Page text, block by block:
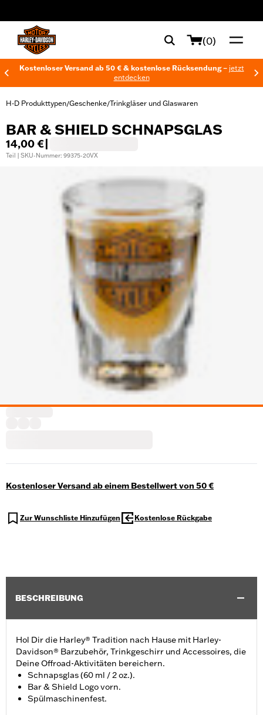
(0)
Kostenloser Versand ab 50 € & kostenlose Rücksendung – jetzt
entdecken
H-D Produkttypen/Geschenke/Trinkgläser und Glaswaren
BAR & SHIELD SCHNAPSGLAS
14,00 €
Teil | SKU-Nummer: 99375-20VX
Kostenloser Versand ab einem Bestellwert von 50 €
Zur Wunschliste Hinzufügen Kostenlose Rückgabe
BESCHREIBUNG
Hol Dir die Harley® Tradition nach Hause mit Harley-
Davidson® Barzubehör, Trinkgeschirr und Accessoires, die
Deine Offroad-Aktivitäten bereichern.
Schnapsglas (60 ml / 2 oz.).
Bar & Shield Logo vorn.
Spülmaschinenfest.